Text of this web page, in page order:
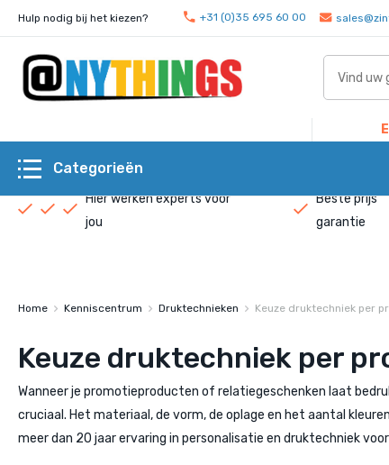
Hulp nodig bij het kiezen? +31 (0)35 695 60 00
Categorieën
Hier werken experts voor
jou
Beste prijs
garantie
Home Kenniscentrum Druktechnieken Keuze druktechniek per
Keuze druktechniek per
Wanneer je promotieproducten of relatiegeschenken laat
cruciaal. Het materiaal, de vorm, de oplage en het aantal
meer dan 20 jaar ervaring in personalisatie en druktechniek